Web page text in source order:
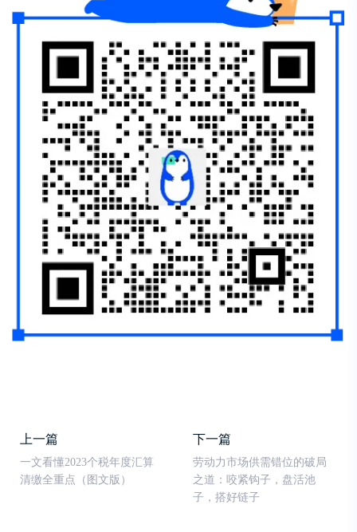
上一篇
一文看懂2023个税年度汇算
清缴全重点（图文版）
下一篇
劳动力市场供需错位的破局
之道：咬紧钩子，盘活池
子，搭好链子